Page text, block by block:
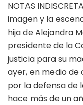
NOTAS
imagen y la
hija de Alejandra
presidente de la
justicia para su
ayer, en medio
por la defensa de
hace más de un